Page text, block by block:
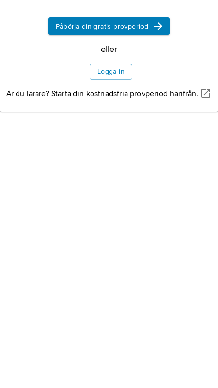
Påbörja din gratis provperiod
eller
Logga in
Är du lärare? Starta din kostnadsfria provperiod härifrån.